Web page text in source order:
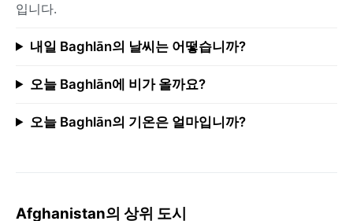
입니다.
내일 Baghlān의 날씨는 어떻습니까?
오늘 Baghlān에 비가 올까요?
오늘 Baghlān의 기온은 얼마입니까?
Afghanistan의 상위 도시